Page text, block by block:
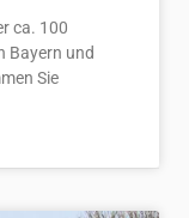
ca. 100
Bayern und
Sie